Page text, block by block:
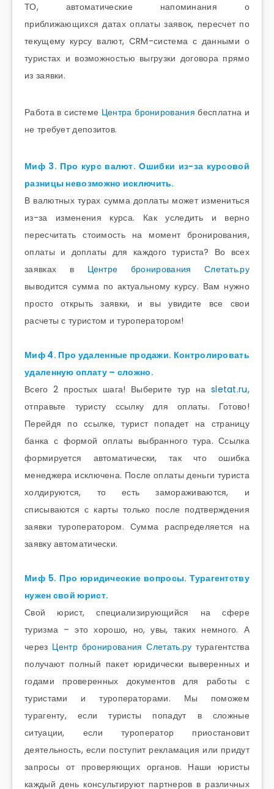
ТО, автоматические напоминания о
приближающихся датах оплаты заявок, пересчет по
текущему курсу валют, CRM-система с данными о
туристах и возможностью выгрузки договора прямо
из заявки.
Работа в системе Центра бронирования бесплатна и
не требует депозитов.
Миф 3. Про курс валют. Ошибки из-за курсовой
разницы невозможно исключить.
В валютных турах сумма доплаты может измениться
из-за изменения курса. Как уследить и верно
пересчитать стоимость на момент бронирования,
оплаты и доплаты для каждого туриста? Во всех
заявках в Центре бронирования Слетать.ру
выводится сумма по актуальному курсу. Вам нужно
просто открыть заявки, и вы увидите все свои
расчеты с туристом и туроператором!
Миф 4. Про удаленные продажи. Контролировать
удаленную оплату – сложно.
Всего 2 простых шага! Выберите тур на sletat.ru,
отправьте туристу ссылку для оплаты. Готово!
Перейдя по ссылке, турист попадет на страницу
банка с формой оплаты выбранного тура. Ссылка
формируется автоматически, так что ошибка
менеджера исключена. После оплаты деньги туриста
холдируются, то есть замораживаются, и
списываются с карты только после подтверждения
заявки туроператором. Сумма распределяется на
заявку автоматически.
Миф 5. Про юридические вопросы. Турагентству
нужен свой юрист.
Свой юрист, специализирующийся на сфере
туризма – это хорошо, но, увы, таких немного. А
через Центр бронирования Слетать.ру турагентства
получают полный пакет юридически выверенных и
годами проверенных документов для работы с
туристами и туроператорами. Мы поможем
турагенту, если туристы попадут в сложные
ситуации, если туроператор приостановит
деятельность, если поступит рекламация или придут
запросы от проверяющих органов. Наши юристы
каждый день консультируют партнеров в различных